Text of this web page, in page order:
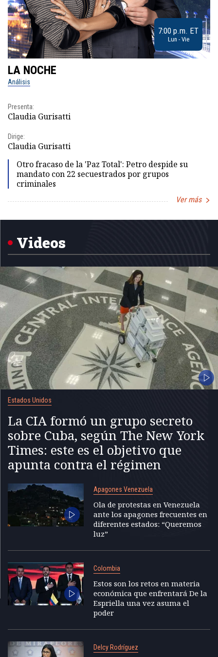
7:00 p.m. ET
Lun - Vie
LA NOCHE
Análisis
Presenta:
Claudia Gurisatti
Dirige:
Claudia Gurisatti
Otro fracaso de la 'Paz Total': Petro despide su
mandato con 22 secuestrados por grupos
criminales
Ver más
1
Videos
Estados Unidos
La CIA formó un grupo secreto
sobre Cuba, según The New York
Times: este es el objetivo que
apunta contra el régimen
Apagones Venezuela
Ola de protestas en Venezuela
ante los apagones frecuentes en
diferentes estados: “Queremos
luz”
Colombia
Estos son los retos en materia
económica que enfrentará De la
Espriella una vez asuma el
poder
Delcy Rodríguez